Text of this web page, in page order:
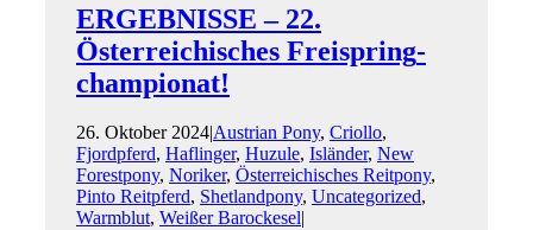
ERGEBNISSE – 22.
Österreichisches Freispring­
championat!
26. Oktober 2024Austrian Pony, Criollo,
Fjordpferd, Haflinger, Huzule, Isländer, New
Forestpony, Noriker, Österreichisches Reitpony,
Pinto Reitpferd, Shetlandpony, Uncategorized,
Warmblut, Weißer Barockesel